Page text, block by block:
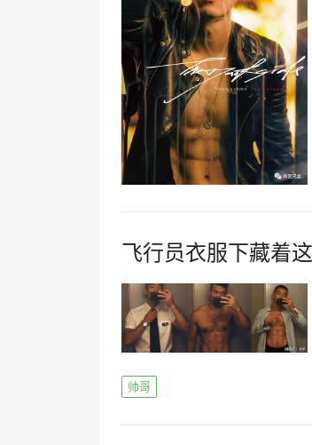
飞行员衣服下藏着
帅哥